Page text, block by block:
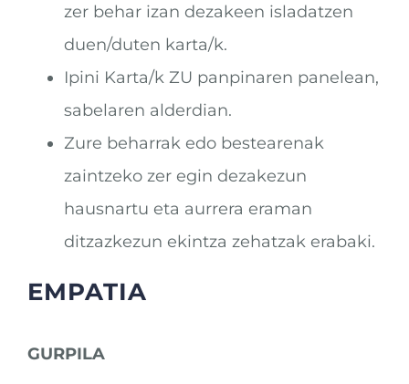
zer behar izan dezakeen isladatzen
duen/duten karta/k.
Ipini Karta/k ZU panpinaren panelean,
sabelaren alderdian.
Zure beharrak edo bestearenak
zaintzeko zer egin dezakezun
hausnartu eta aurrera eraman
ditzazkezun ekintza zehatzak erabaki.
EMPATIA
GURPILA